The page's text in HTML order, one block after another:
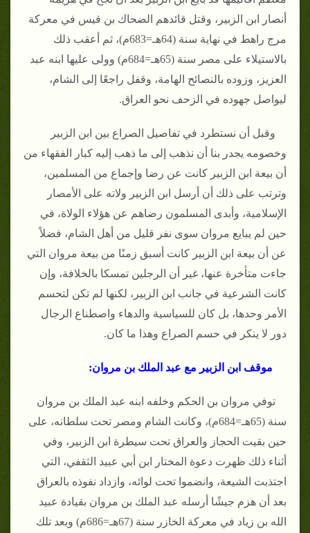
أنصار ابن الزبير، وقتل قائدهم الضحاك بن قيس في معركة
مرج راهط في نهاية سنة (64هـ=683م)، ثم أعقب ذلك
بالاستيلاء على مصر سنة (65هـ=684م) وولى عليها ابنه عبد
العزيز، وزوده بالنصائح الهامة، وقفل راجعًا إلى الشام،
ليواصل جهوده في الزحف نحو العراق.
وقبل أن نستطرد في تفاصيل الصراع بين ابن الزبير
وخصومه يجدر بنا أن نذهب إلى ما ذهب إليه كبار الفقهاء من
أن بيعة ابن الزبير كانت عن رضا وإجماع من المسلمين،
وترتب على ذلك أن أرسل ابن الزبير ولاته على الأمصار
الإسلامية، وأبدى المسلمون رضاهم عن هؤلاء الولاة، في
حين لم يبايع مروان سوى نفر قليل من أهل الشام، فضلاً
عن أن بيعة ابن الزبير كانت أسبق زمنًا من بيعة مروان التي
جاءت متأخرة عنها، غير أن الرجلين تمسكا بالخلافة، وإن
كانت الشرعية في جانب ابن الزبير، لكنها لم تكن لتحسم
الأمر وحدها، بل كان للسياسية والدهاء واصطناع الرجال
دور لا ينكر في حسم الصراع وهذا ما كان.
موقف ابن الزبير مع عبد الملك بن مروان:
توفي مروان بن الحكم وخلفه ابنه عبد الملك بن مروان
سنة (65هـ=684م)، وكانت الشام ومصر تحت سلطانه، على
حين بقيت الحجاز والعراق تحت سيطرة ابن الزبير، وفي
أثناء ذلك ظهرت دعوة المختار ابن أبي عبيد الثقفي، التي
اجتذبت الشيعة، وانضموا تحت لوائه، وازداد نفوذه بالعراق
بعد أن هزم جيشًا أرسله عبد الملك بن مروان بقيادة عبيد
الله بن زياد في معركة الخازر سنة (67هـ=686م) وبعد تلك